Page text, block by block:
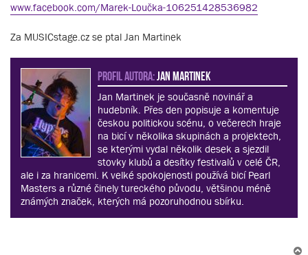
www.facebook.com/Marek-Loučka-106251428536982
Za MUSICstage.cz se ptal Jan Martinek
PROFIL AUTORA: Jan Martinek
Jan Martinek je současně novinář a
hudebník. Přes den popisuje a komentuje
českou politickou scénu, o večerech hraje
na bicí v několika skupinách a projektech,
se kterými vydal několik desek a sjezdil
stovky klubů a desítky festivalů v celé ČR,
ale i za hranicemi. K velké spokojenosti používá bicí Pearl
Masters a různé činely tureckého původu, většinou méně
známých značek, kterých má pozoruhodnou sbírku.